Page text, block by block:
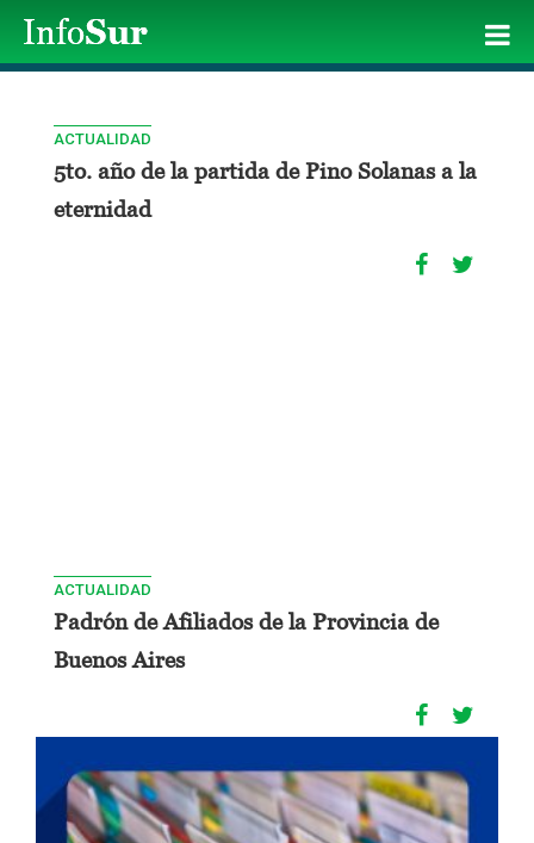
ACTUALIDAD
5to. año de la partida de Pino Solanas a la
eternidad
ACTUALIDAD
Padrón de Afiliados de la Provincia de
Buenos Aires